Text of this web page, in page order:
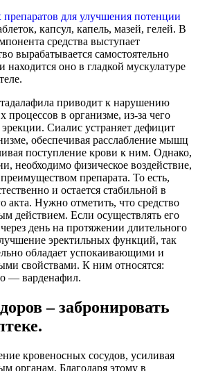
капсул, капель, мазей, гелей. В
средства выступает
вырабатывается самостоятельно
оно в гладкой мускулатуре
приводит к нарушению
в организме, из-за чего
Сиалис устраняет дефицит
обеспечивая расслабление мышц
поступление крови к ним. Однако,
необходимо физическое воздействие,
препарата. То есть,
и остается стабильной в
акта. Нужно отметить, что средство
действием. Если осуществлять его
день на протяжении длительного
эректильных функций, так
обладает успокаивающими и
свойствами. К ним относятся:
— варденафил.
– забронировать
кровеносных сосудов, усиливая
органам. Благодаря этому в